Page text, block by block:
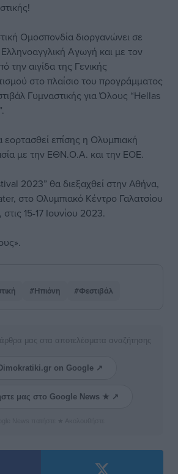
Ομοσπονδία διοργανώνει σε
Αγωγή και με τον
την αιγίδα της Γενικής
στο πλαίσιο του προγράμματος
Γυμναστικής για Όλους “Hellas
επίσης η Ολυμπιακή
με την ΕΘΝ.Ο.Α. και την ΕΟΕ.
2023” θα διεξαχθεί στην Αθήνα,
στο Ολυμπιακό Κέντρο Γαλατσίου
15-17 Ιουνίου 2023.
#Ηπιόνη #Φεστιβάλ
άρθρα μας στα αποτελέσματα αναζήτησης
on Google ↗
μας στο Google News ★ ↗